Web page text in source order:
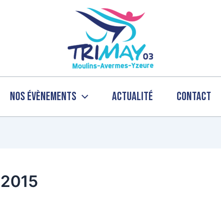
Nos évènements Actualité Contact